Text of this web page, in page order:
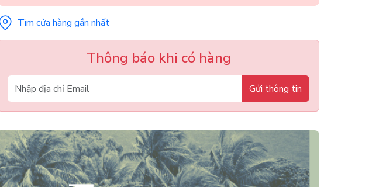
Tìm cửa hàng gần nhất
Thông báo khi có hàng
Gửi thông tin